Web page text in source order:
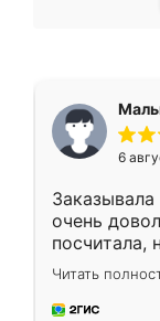
6
очень
посчитала,
Замерщик
делу со
за день,
Читать